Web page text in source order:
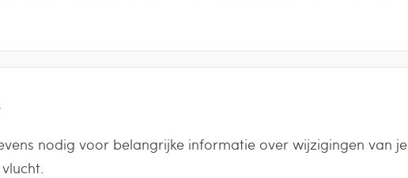
nodig voor belangrijke informatie over wijzigingen van je